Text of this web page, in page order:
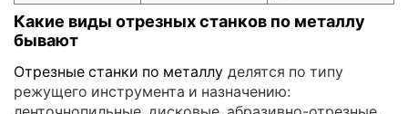
Какие виды отрезных станков по металлу
бывают
Отрезные станки по металлу делятся по типу
режущего инструмента и назначению: